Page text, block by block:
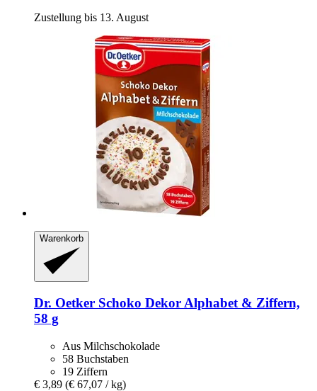
Zustellung bis 13. August
Warenkorb
Dr. Oetker Schoko Dekor Alphabet & Ziffern,
58 g
Aus Milchschokolade
58 Buchstaben
19 Ziffern
€ 3,89 (€ 67,07 / kg)